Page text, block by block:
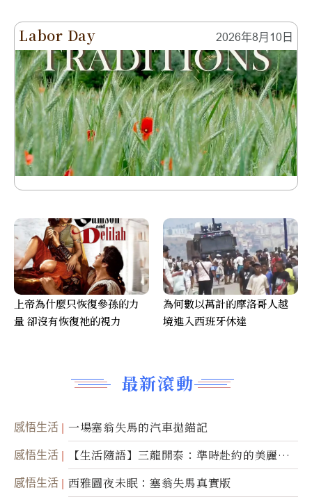
Labor Day 2026年8月10日
最新滾動
感悟生活 一場塞翁失馬的汽車拋錨記
感悟生活
【生活隨語】三龍開泰：準時赴約的美麗震
撼
感悟生活 西雅圖夜未眠：塞翁失馬真實版
上帝為什麼只恢復參孫的力
量 卻沒有恢復祂的視力
為何數以萬計的摩洛哥人越
境進入西班牙休達